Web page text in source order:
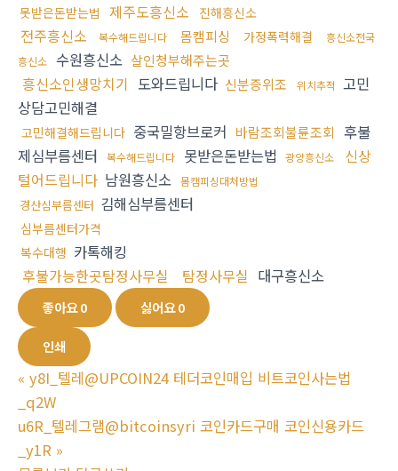
못받은돈받는법 제주도흥신소 진해흥신소
전주흥신소 복수해드립니다 몸캠피싱 가정폭력해결
흥신소전국
흥신소 수원흥신소 살인청부해주는곳
흥신소인생망치기 도와드립니다 신분증위조 위치추적 고민
상담고민해결
고민해결해드립니다 중국밀항브로커 바람조회불륜조회 후불
제심부름센터
복수해드립니다 못받은돈받는법 광양흥신소
신상
털어드립니다 남원흥신소 몸캠피싱대처방법
경산심부름센터 김해심부름센터
심부름센터가격
복수대행 카톡해킹
후불가능한곳탐정사무실
탐정사무실 대구흥신소
좋아요0 싫어요0
인쇄
« y8I_텔레@UPCOIN24 테더코인매입 비트코인사는법
_q2W
u6R_텔레그램@bitcoinsyri 코인카드구매 코인신용카드
_y1R »